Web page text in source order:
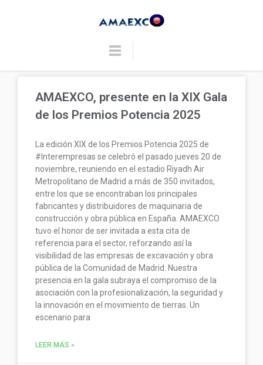
AMAEXCO, presente en la XIX Gala
de los Premios Potencia 2025
La edición XIX de los Premios Potencia 2025 de
#Interempresas se celebró el pasado jueves 20 de
noviembre, reuniendo en el estadio Riyadh Air
Metropolitano de Madrid a más de 350 invitados,
entre los que se encontraban los principales
fabricantes y distribuidores de maquinaria de
construcción y obra pública en España. AMAEXCO
tuvo el honor de ser invitada a esta cita de
referencia para el sector, reforzando así la
visibilidad de las empresas de excavación y obra
pública de la Comunidad de Madrid. Nuestra
presencia en la gala subraya el compromiso de la
asociación con la profesionalización, la seguridad y
la innovación en el movimiento de tierras. Un
escenario para
LEER MÁS »